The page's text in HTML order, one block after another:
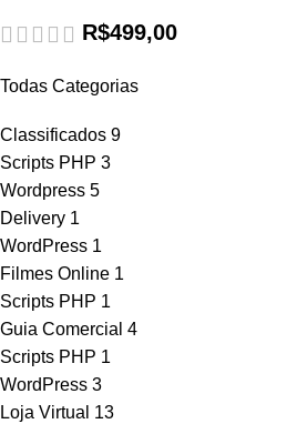
Todas Categorias
Classificados 9
Scripts PHP 3
Wordpress 5
Delivery 1
WordPress 1
Filmes Online 1
Scripts PHP 1
Guia Comercial 4
Scripts PHP 1
WordPress 3
Loja Virtual 13
R$499,00